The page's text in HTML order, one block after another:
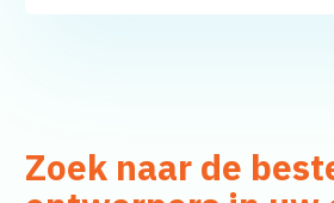
Zoek naar de